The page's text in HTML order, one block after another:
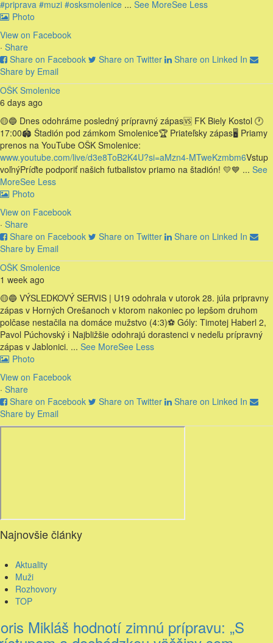
#priprava #muzi #osksmolenice ... See MoreSee Less
Photo
View on Facebook
· Share
Share on Facebook
Share on Twitter
Share on Linked In
Share by Email
OŠK Smolenice
6 days ago
🟡🔵 Dnes odohráme posledný prípravný zápas🆚 FK Biely Kostol 🕐
17:00🏟 Štadión pod zámkom Smolenice🏆 Priateľsky zápas🖥 Priamy
prenos na YouTube OŠK Smolenice:
www.youtube.com/live/d3e8ToB2K4U?si=aMzn4-MTweKzmbm6Vstup
voľnýPríďte podporiť našich futbalistov priamo na štadión! 💛💙 ... See
MoreSee Less
Photo
View on Facebook
· Share
Share on Facebook
Share on Twitter
Share on Linked In
Share by Email
OŠK Smolenice
1 week ago
🟡🔵 VÝSLEDKOVÝ SERVIS | U19 odohrala v utorok 28. júla pripravny
zápas v Horných Orešanoch v ktorom nakoniec po lepšom druhom
polčase nestačila na domáce mužstvo (4:3)⚽️ Góly: Timotej Haberl 2,
Pavol Púchovský ℹ️ Najbližšie odohrajú dorastenci v nedeľu prípravný
zápas v Jablonici. ... See MoreSee Less
Photo
View on Facebook
· Share
Share on Facebook
Share on Twitter
Share on Linked In
Share by Email
Najnovšie články
Aktuality
Muži
Rozhovory
TOP
Mikláš hodnotí zimnú prípravu: „S